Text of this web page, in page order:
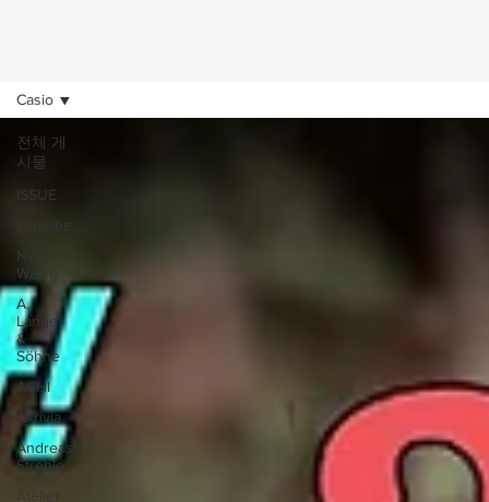
전체 게
시물
ISSUE
youtube
New
Watch
A.
Lange
&
Söhne
ACHI
Akrivia
Andreas
Strehler
Casio